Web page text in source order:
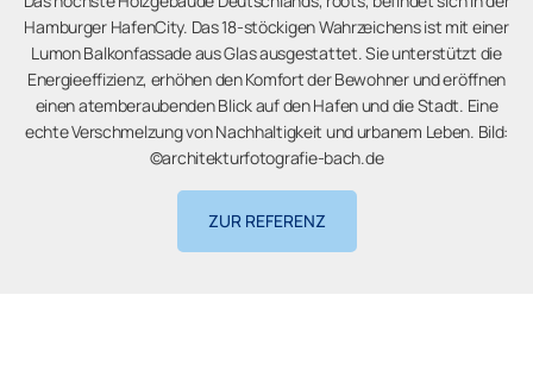
Hamburger HafenCity. Das 18-stöckigen Wahrzeichens ist mit einer
Lumon Balkonfassade aus Glas ausgestattet. Sie unterstützt die
Energieeffizienz, erhöhen den Komfort der Bewohner und eröffnen
einen atemberaubenden Blick auf den Hafen und die Stadt. Eine
echte Verschmelzung von Nachhaltigkeit und urbanem Leben. Bild:
©architekturfotografie-bach.de
ZUR REFERENZ